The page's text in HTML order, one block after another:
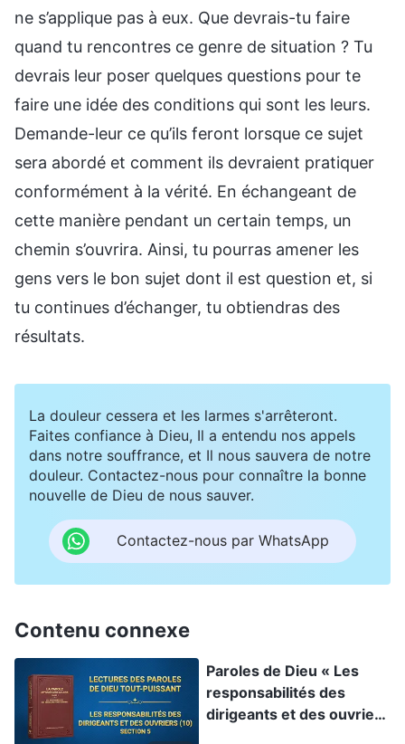
ne s’applique pas à eux. Que devrais-tu faire
quand tu rencontres ce genre de situation ? Tu
devrais leur poser quelques questions pour te
faire une idée des conditions qui sont les leurs.
Demande-leur ce qu’ils feront lorsque ce sujet
sera abordé et comment ils devraient pratiquer
conformément à la vérité. En échangeant de
cette manière pendant un certain temps, un
chemin s’ouvrira. Ainsi, tu pourras amener les
gens vers le bon sujet dont il est question et, si
tu continues d’échanger, tu obtiendras des
résultats.
La douleur cessera et les larmes s'arrêteront.
Faites confiance à Dieu, Il a entendu nos appels
dans notre souffrance, et Il nous sauvera de notre
douleur. Contactez-nous pour connaître la bonne
nouvelle de Dieu de nous sauver.
Contactez-nous par WhatsApp
Contenu connexe
Paroles de Dieu « Les
responsabilités des
dirigeants et des ouvriers